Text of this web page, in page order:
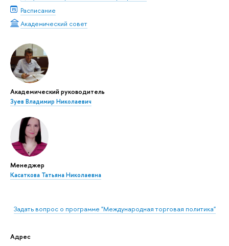
Расписание
Академический совет
Академический руководитель
Зуев Владимир Николаевич
Менеджер
Касаткова Татьяна Николаевна
Задать вопрос о программе "Международная торговая политика"
Адрес